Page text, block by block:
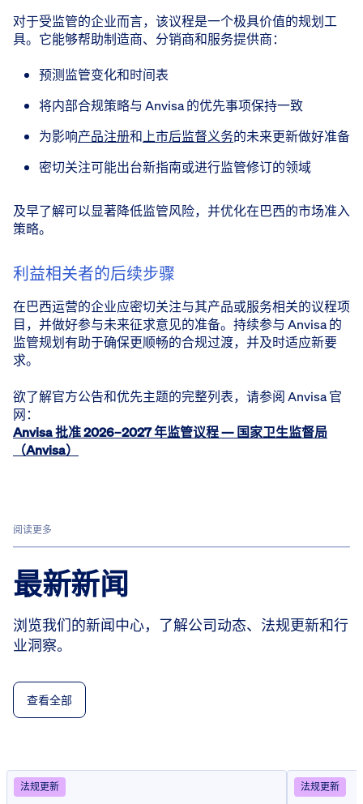
对于受监管的企业而言，该议程是一个极具价值的规划工
具。它能够帮助制造商、分销商和服务提供商：
预测监管变化和时间表
将内部合规策略与 Anvisa 的优先事项保持一致
为影响产品注册和上市后监督义务的未来更新做好准备
密切关注可能出台新指南或进行监管修订的领域
及早了解可以显著降低监管风险，并优化在巴西的市场准入
策略。
利益相关者的后续步骤
在巴西运营的企业应密切关注与其产品或服务相关的议程项
目，并做好参与未来征求意见的准备。持续参与 Anvisa 的
监管规划有助于确保更顺畅的合规过渡，并及时适应新要
求。
欲了解官方公告和优先主题的完整列表，请参阅 Anvisa 官
网：
Anvisa 批准 2026–2027 年监管议程 — 国家卫生监督局
（Anvisa）
阅读更多
最新新闻
浏览我们的新闻中心，了解公司动态、法规更新和行
业洞察。
查看全部
法规更新 法规更新